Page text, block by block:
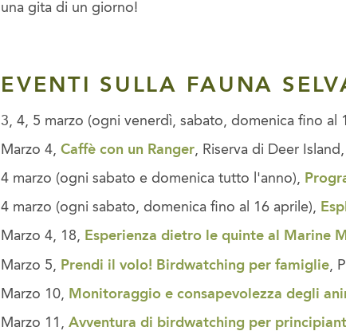
una gita di un giorno!
EVENTI SULLA FAUNA
3, 4, 5 marzo (ogni venerdì, sabato, domenica fino al
Marzo 4,Caffè con un Ranger, Riserva di Deer
4 marzo (ogni sabato e domenica tutto l'anno),
4 marzo (ogni sabato, domenica fino al 16 aprile),
Marzo 4, 18, Esperienza dietro le quinte al Marine
Marzo 5, Prendi il volo! Birdwatching per famiglie ,
Marzo 10, Monitoraggio e consapevolezza degli
Marzo 11,Avventura di birdwatching per